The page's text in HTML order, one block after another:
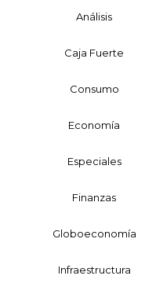
Análisis
Caja Fuerte
Consumo
Economía
Especiales
Finanzas
Globoeconomía
Infraestructura